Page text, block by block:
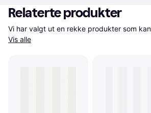
Relaterte produkter
Vis alle